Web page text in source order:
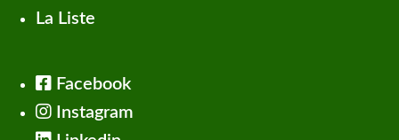
La Liste
Facebook
Instagram